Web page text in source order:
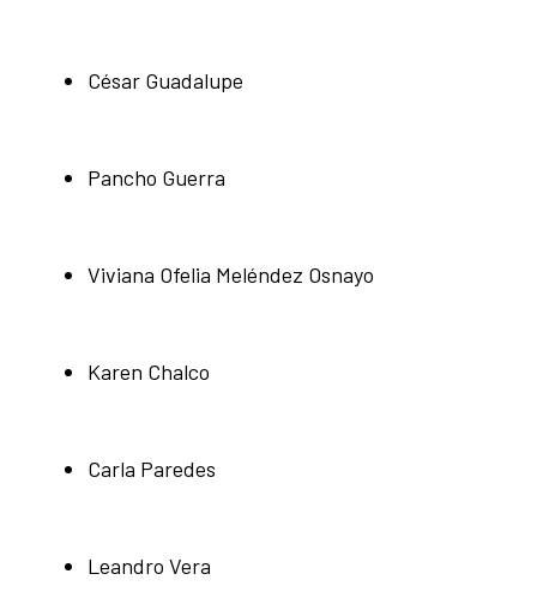
César Guadalupe
Pancho Guerra
Viviana Ofelia Meléndez Osnayo
Karen Chalco
Carla Paredes
Leandro Vera